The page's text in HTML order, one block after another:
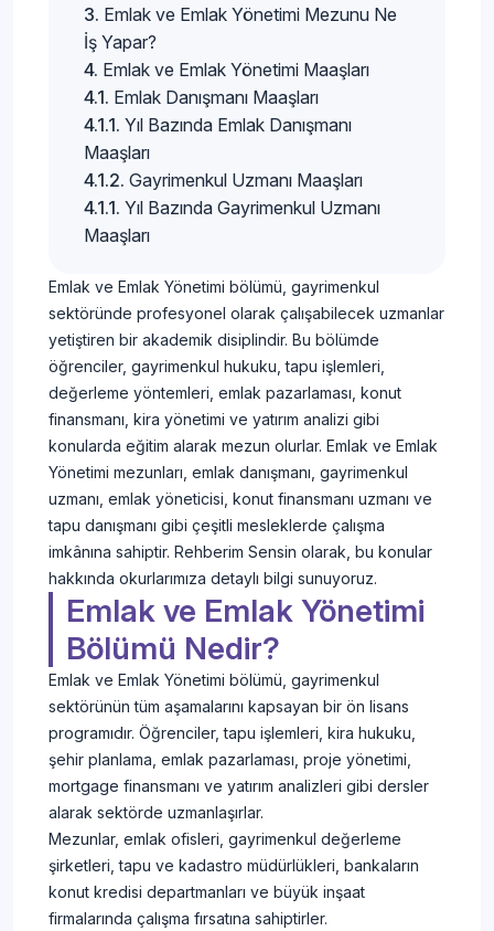
Emlak ve Emlak Yönetimi Mezunu Ne
İş Yapar?
Emlak ve Emlak Yönetimi Maaşları
Emlak Danışmanı Maaşları
Yıl Bazında Emlak Danışmanı
Maaşları
Gayrimenkul Uzmanı Maaşları
Yıl Bazında Gayrimenkul Uzmanı
Maaşları
Emlak ve Emlak Yönetimi bölümü, gayrimenkul
sektöründe profesyonel olarak çalışabilecek uzmanlar
yetiştiren bir akademik disiplindir. Bu bölümde
öğrenciler, gayrimenkul hukuku, tapu işlemleri,
değerleme yöntemleri, emlak pazarlaması, konut
finansmanı, kira yönetimi ve yatırım analizi gibi
konularda eğitim alarak mezun olurlar. Emlak ve Emlak
Yönetimi mezunları, emlak danışmanı, gayrimenkul
uzmanı, emlak yöneticisi, konut finansmanı uzmanı ve
tapu danışmanı gibi çeşitli mesleklerde çalışma
imkânına sahiptir. Rehberim Sensin olarak, bu konular
hakkında okurlarımıza detaylı bilgi sunuyoruz.
Emlak ve Emlak Yönetimi
Bölümü Nedir?
Emlak ve Emlak Yönetimi bölümü, gayrimenkul
sektörünün tüm aşamalarını kapsayan bir ön lisans
programıdır. Öğrenciler, tapu işlemleri, kira hukuku,
şehir planlama, emlak pazarlaması, proje yönetimi,
mortgage finansmanı ve yatırım analizleri gibi dersler
alarak sektörde uzmanlaşırlar.
Mezunlar, emlak ofisleri, gayrimenkul değerleme
şirketleri, tapu ve kadastro müdürlükleri, bankaların
konut kredisi departmanları ve büyük inşaat
firmalarında çalışma fırsatına sahiptirler.